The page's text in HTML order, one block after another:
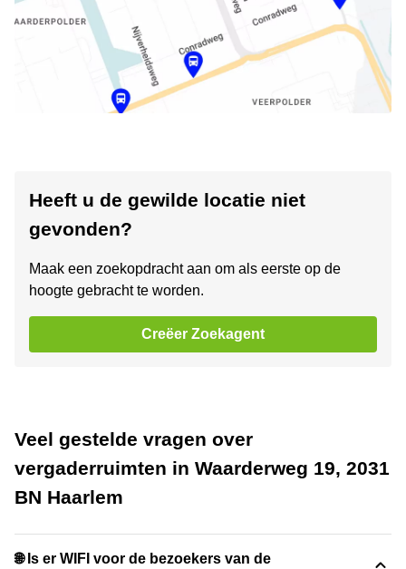
Heeft u de gewilde locatie niet
gevonden?
Maak een zoekopdracht aan om als eerste op de
hoogte gebracht te worden.
Creëer Zoekagent
Veel gestelde vragen over
vergaderruimten in Waarderweg 19, 2031
BN Haarlem
🌐 Is er WIFI voor de bezoekers van de